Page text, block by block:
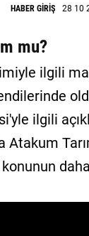
HABER GİRİŞ 28 10
mu?
ilgili
ilgili
Atakum
konunun